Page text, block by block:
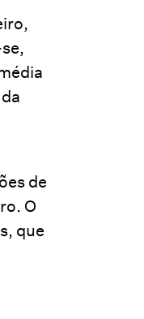
de
O
que